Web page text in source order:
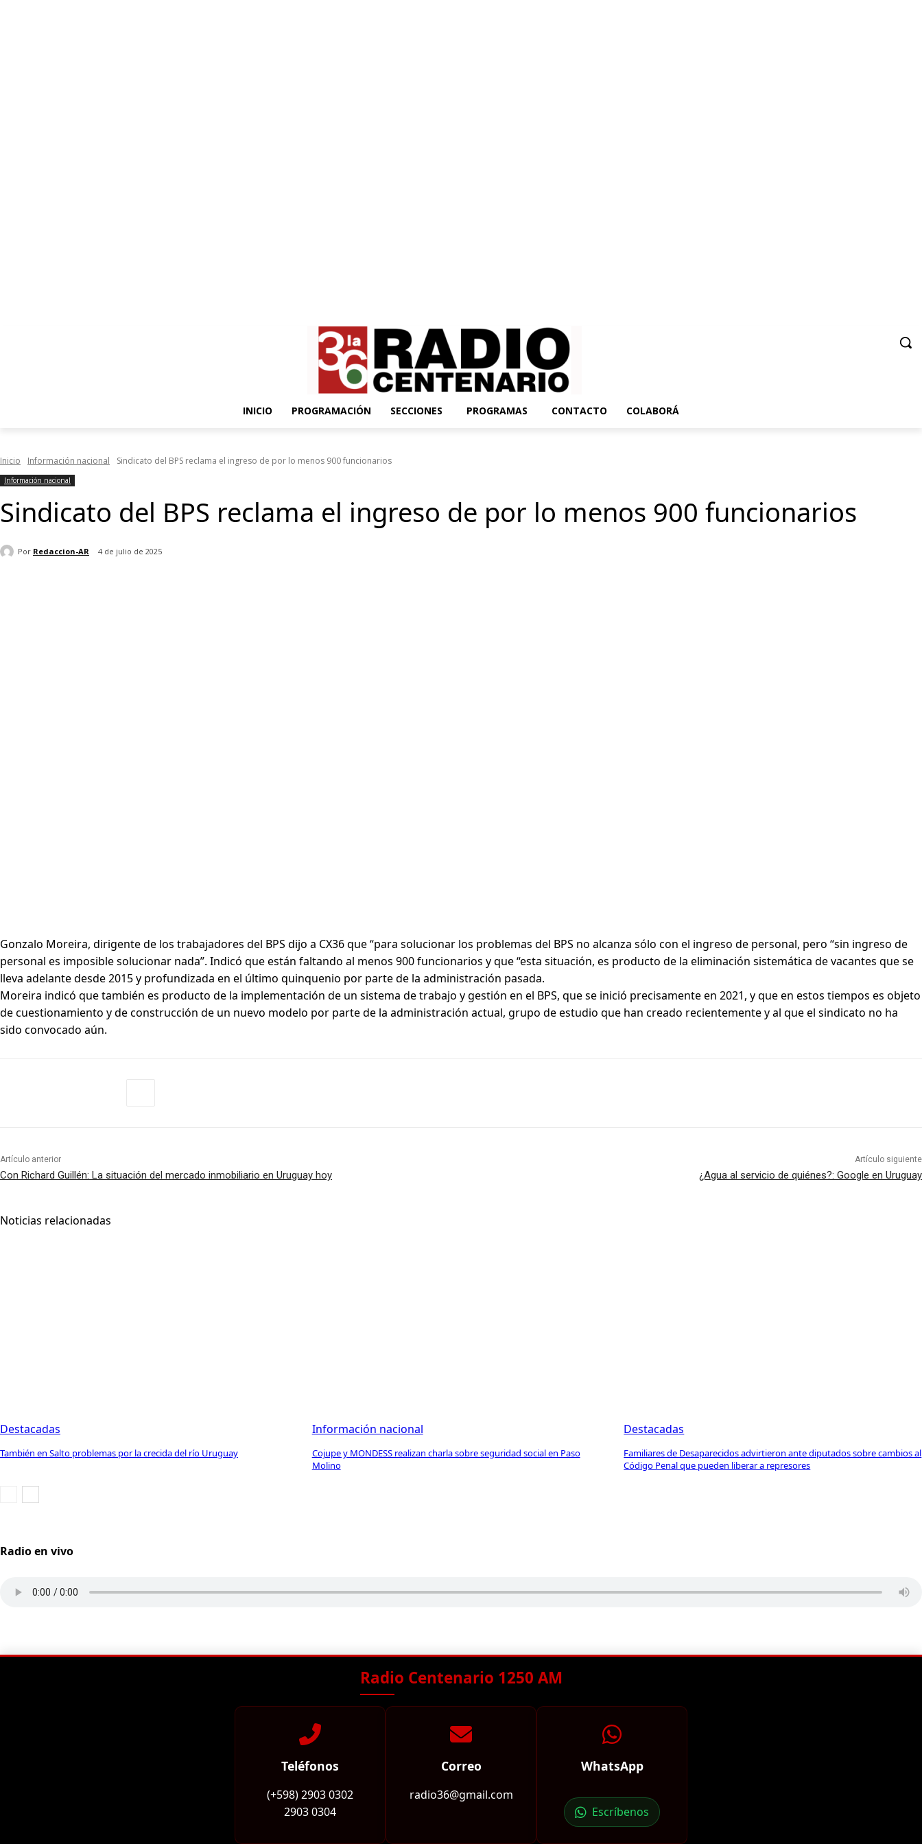
INICIO PROGRAMACIÓN SECCIONES PROGRAMAS CONTACTO COLABORÁ
Inicio Información nacional Sindicato del BPS reclama el ingreso de por lo menos 900 funcionarios
Información nacional
Sindicato del BPS reclama el ingreso de por lo menos 900 funcionarios
Por Redaccion-AR 4 de julio de 2025
Gonzalo Moreira, dirigente de los trabajadores del BPS dijo a CX36 que “para solucionar los problemas del BPS no alcanza sólo con el ingreso de personal, pero “sin ingreso de
personal es imposible solucionar nada”. Indicó que están faltando al menos 900 funcionarios y que “esta situación, es producto de la eliminación sistemática de vacantes que se
lleva adelante desde 2015 y profundizada en el último quinquenio por parte de la administración pasada.
Moreira indicó que también es producto de la implementación de un sistema de trabajo y gestión en el BPS, que se inició precisamente en 2021, y que en estos tiempos es objeto
de cuestionamiento y de construcción de un nuevo modelo por parte de la administración actual, grupo de estudio que han creado recientemente y al que el sindicato no ha
sido convocado aún.
Artículo anterior
Con Richard Guillén: La situación del mercado inmobiliario en Uruguay hoy
Artículo siguiente
¿Agua al servicio de quiénes?: Google en Uruguay
Noticias relacionadas
Destacadas
También en Salto problemas por la crecida del río Uruguay
Información nacional
Cojupe y MONDESS realizan charla sobre seguridad social en Paso
Molino
Destacadas
Familiares de Desaparecidos advirtieron ante diputados sobre cambios al
Código Penal que pueden liberar a represores
Radio en vivo
Radio Centenario 1250 AM
Teléfonos
(+598) 2903 0302
2903 0304
Correo
radio36@gmail.com
WhatsApp
Escríbenos